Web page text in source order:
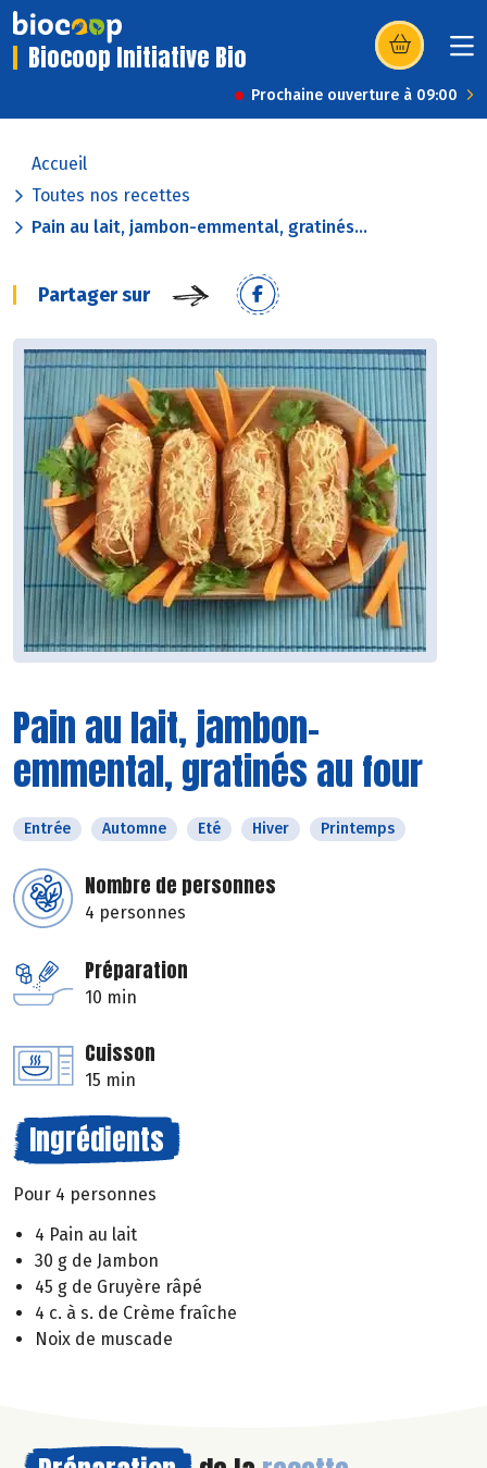
Biocoop Initiative Bio (s’ouvre dans
Prochaine ouverture à 09:00
Accueil
Toutes nos recettes
Pain au lait, jambon-emmental, gratinés...
Partager sur
Pain au lait, jambon-
emmental, gratinés au four
Entrée Automne Eté Hiver Printemps
Nombre de personnes
4 personnes
Préparation
10 min
Cuisson
15 min
Ingrédients
Pour 4 personnes
4 Pain au lait
30 g de Jambon
45 g de Gruyère râpé
4 c. à s. de Crème fraîche
Noix de muscade